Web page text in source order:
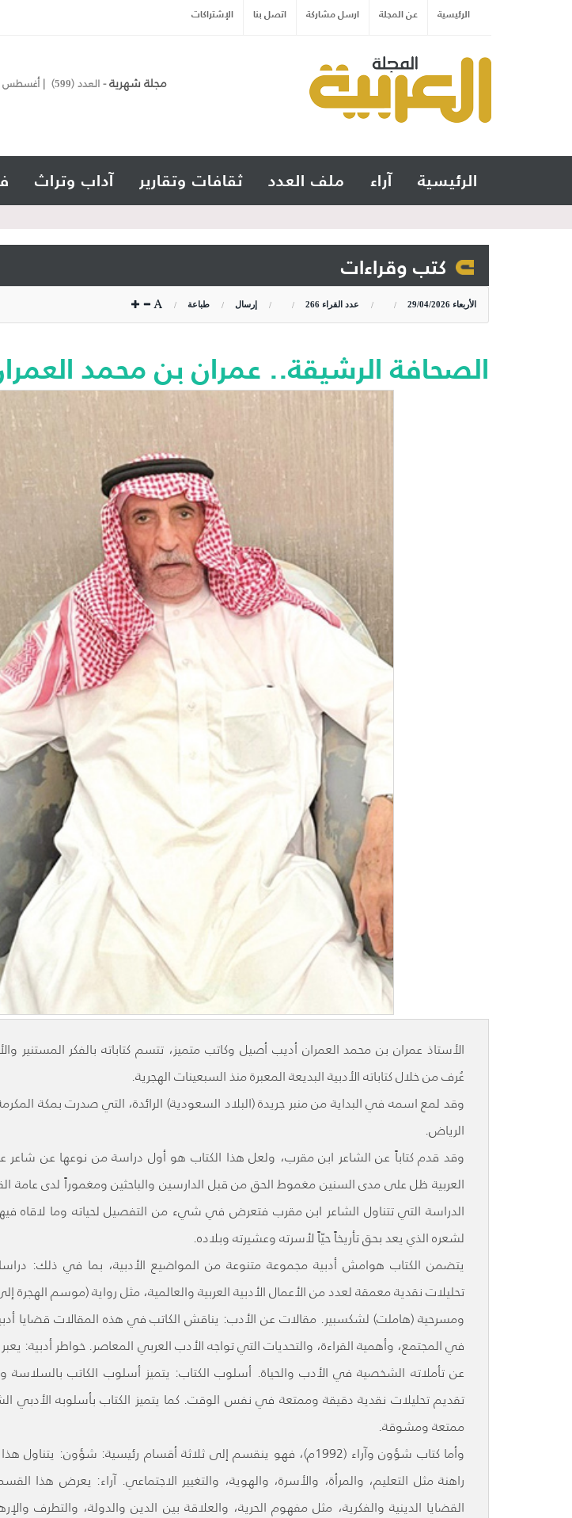
الرئيسية عن المجلة ارسل مشاركة اتصل بنا الإشتراكات
مجلة شهرية- العدد (599) | أغسطس 2026 م- صفر 1448
الرئيسية آراء ملف العدد ثقافات وتقارير آداب وتراث
كتب وقراءات
الأربعاء 29/04/2026 عدد القراء 266 إرسال طباعة
الصحافة الرشيقة.. عمران بن محمد
الأستاذ عمران بن محمد العمران أديب أصيل وكاتب متميز، تتسم كتاباته بالفكر المستنير
عُرف من خلال كتاباته الأدبية البديعة المعبرة منذ السبعينات الهجرية.
الرياض.
وقد قدم كتاباً عن الشاعر ابن مقرب، ولعل هذا الكتاب هو أول دراسة من نوعها عن شاعر
العربية ظل على مدى السنين مغموط الحق من قبل الدارسين والباحثين ومغموراً لدى عامة
الدراسة التي تتناول الشاعر ابن مقرب فتعرض في شيء من التفصيل لحياته وما لاقاه
لشعره الذي يعد بحق تأريخاً حيّاً لأسرته وعشيرته وبلاده.
يتضمن الكتاب هوامش أدبية مجموعة متنوعة من المواضيع الأدبية، بما في ذلك:
تحليلات نقدية معمقة لعدد من الأعمال الأدبية العربية والعالمية، مثل رواية (موسم الهجرة
ومسرحية (هاملت) لشكسبير. مقالات عن الأدب: يناقش الكاتب في هذه المقالات قضايا
في المجتمع، وأهمية القراءة، والتحديات التي تواجه الأدب العربي المعاصر. خواطر أدبية:
عن تأملاته الشخصية في الأدب والحياة. أسلوب الكتاب: يتميز أسلوب الكاتب
تقديم تحليلات نقدية دقيقة وممتعة في نفس الوقت. كما يتميز الكتاب بأسلوبه الأدبي
ممتعة ومشوقة.
وأما كتاب شؤون وآراء (1992م)، فهو ينقسم إلى ثلاثة أقسام رئيسية: شؤون:
راهنة مثل التعليم، والمرأة، والأسرة، والهوية، والتغيير الاجتماعي. آراء: يعرض هذا
القضايا الدينية والفكرية، مثل مفهوم الحرية، والعلاقة بين الدين والدولة، والتطرف